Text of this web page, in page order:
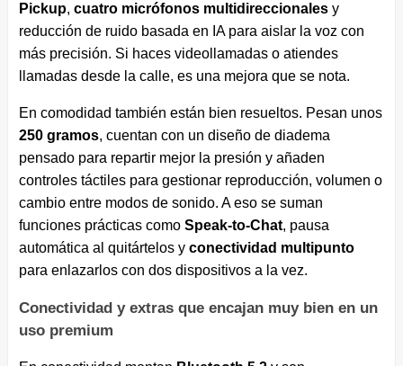
Pickup, cuatro micrófonos multidireccionalesy
reducción de ruido basada en IA para aislar la voz con
más precisión. Si haces videollamadas o atiendes
llamadas desde la calle, es una mejora que se nota.
En comodidad también están bien resueltos. Pesan unos
250 gramos, cuentan con un diseño de diadema
pensado para repartir mejor la presión y añaden
controles táctiles para gestionar reproducción, volumen o
cambio entre modos de sonido. A eso se suman
funciones prácticas como Speak-to-Chat, pausa
automática al quitártelos y conectividad multipunto
para enlazarlos con dos dispositivos a la vez.
Conectividad y extras que encajan muy bien en un
uso premium